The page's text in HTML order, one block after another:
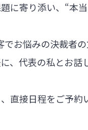
に寄り添い、“本
お悩みの決裁者の
、代表の私とお話
直接日程をご予約